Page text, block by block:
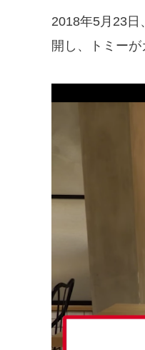
2018年5月23日
開し、トミー